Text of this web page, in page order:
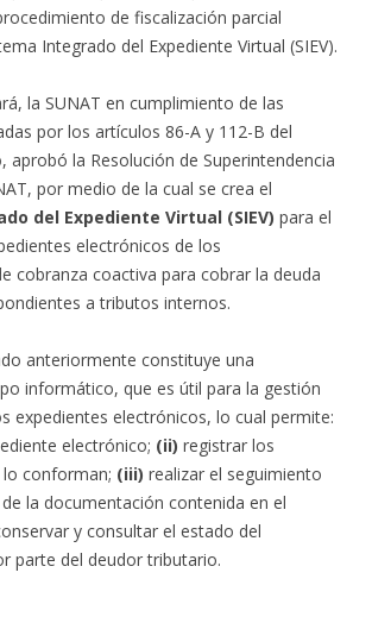
de fiscalización parcial
Integrado del Expediente Virtual (SIEV).
la SUNAT en cumplimiento de las
por los artículos 86-A y 112-B del
aprobó la Resolución de Superintendencia
por medio de la cual se crea el
del Expediente Virtual (SIEV) para el
electrónicos de los
cobranza coactiva para cobrar la deuda
a tributos internos.
anteriormente constituye una
informático, que es útil para la gestión
expedientes electrónicos, lo cual permite:
electrónico; (ii) registrar los
conforman; (iii) realizar el seguimiento
la documentación contenida en el
y consultar el estado del
parte del deudor tributario.